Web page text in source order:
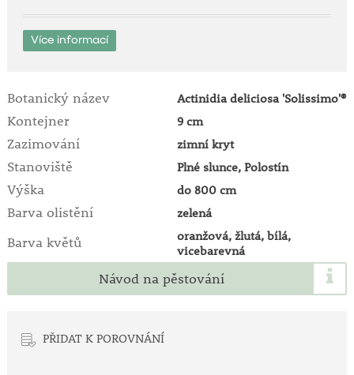
Více informací
Botanický název Actinidia deliciosa 'Solissimo'®
Kontejner 9 cm
Zazimování zimní kryt
Stanoviště Plné slunce, Polostín
Výška do 800 cm
Barva olistění zelená
Barva květů
oranžová, žlutá, bílá,
vicebarevná
Návod na pěstování
PŘIDAT K POROVNÁNÍ